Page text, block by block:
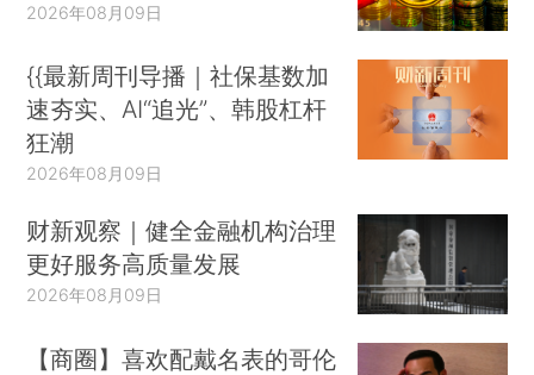
2026年08月09日
{{最新周刊导播｜社保基数加
速夯实、AI“追光”、韩股杠杆
狂潮
2026年08月09日
财新观察｜健全金融机构治理
更好服务高质量发展
2026年08月09日
【商圈】喜欢配戴名表的哥伦